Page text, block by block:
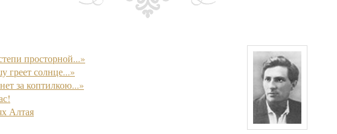
просторной...»
греет солнце...»
за коптилкою...»
Алтая